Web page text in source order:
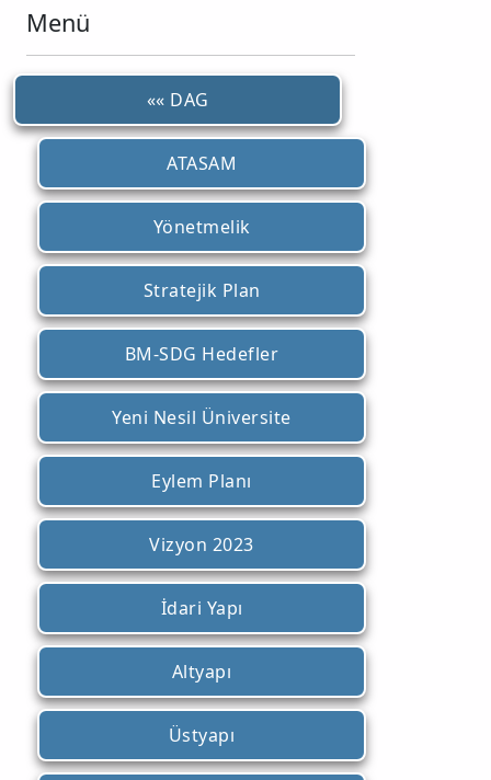
Menü
«« DAG
ATASAM
Yönetmelik
Stratejik Plan
BM-SDG Hedefler
Yeni Nesil Üniversite
Eylem Planı
Vizyon 2023
İdari Yapı
Altyapı
Üstyapı